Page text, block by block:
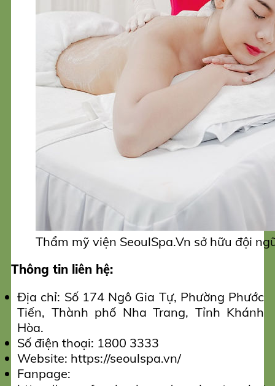
Thẩm mỹ viện SeoulSpa.Vn sở hữu đội
Thông tin liên hệ:
Địa chỉ: Số 174 Ngô Gia Tự, Phường Phước
Tiến, Thành phố Nha Trang, Tỉnh Khánh
Hòa.
Số điện thoại: 1800 3333
Website: https://seoulspa.vn/
Fanpage: